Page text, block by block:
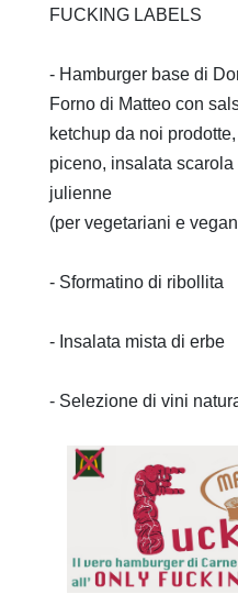
FUCKING LABELS
- Hamburger base di
Forno di Matteo con
ketchup da noi
piceno, insalata
julienne
(per vegetariani e
- Sformatino di ribollita
- Insalata mista di erbe
- Selezione di vini